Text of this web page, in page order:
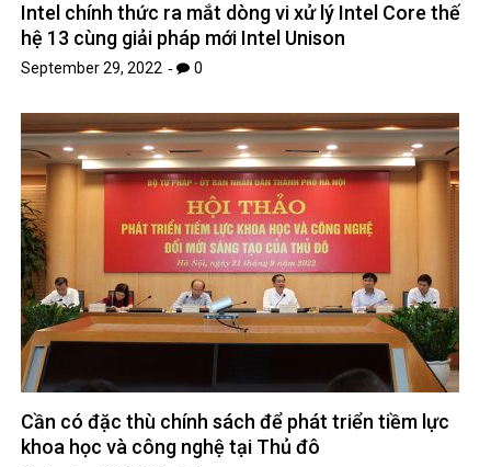
Intel chính thức ra mắt dòng vi xử lý Intel Core thế
hệ 13 cùng giải pháp mới Intel Unison
September 29, 2022 0
Cần có đặc thù chính sách để phát triển tiềm lực
khoa học và công nghệ tại Thủ đô